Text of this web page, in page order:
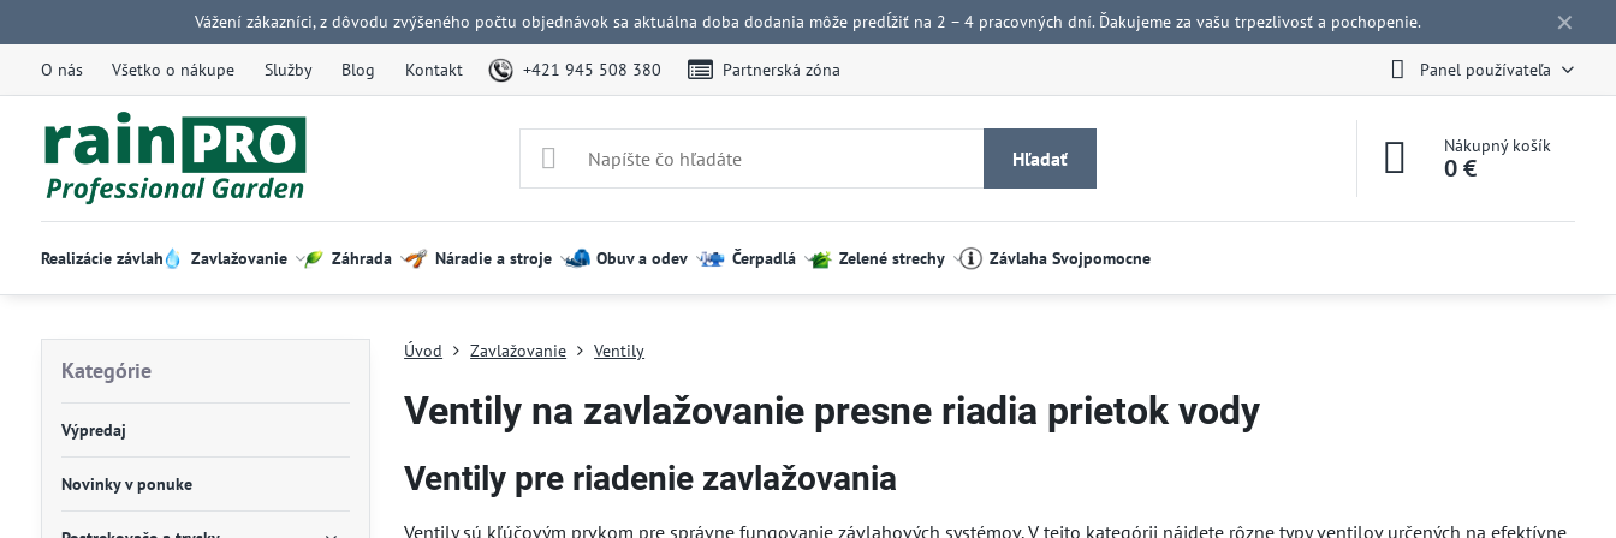
✕
Vážení zákazníci, z dôvodu zvýšeného počtu objednávok sa aktuálna doba dodania môže predĺžiť na 2 – 4 pracovných dní. Ďakujeme za vašu trpezlivosť a pochopenie.
O nás Všetko o nákupe Služby Blog Kontakt +421 945 508 380 Partnerská zóna Panel používateľa
Hľadať
Nákupný košík
0 €
Realizácie závlah Zavlažovanie Záhrada Náradie a stroje Obuv a odev Čerpadlá Zelené strechy Závlaha Svojpomocne
Úvod Zavlažovanie Ventily
Ventily na zavlažovanie presne riadia prietok vody
Ventily pre riadenie zavlažovania
Ventily sú kľúčovým prvkom pre správne fungovanie závlahových systémov. V tejto kategórii nájdete rôzne typy ventilov určených na efektívne
Kategórie
Výpredaj
Novinky v ponuke